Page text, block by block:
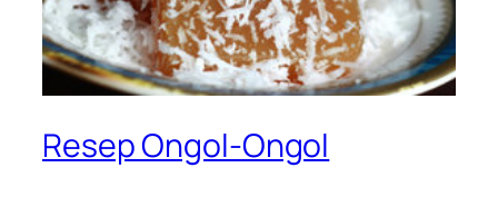
Resep Ongol-Ongol